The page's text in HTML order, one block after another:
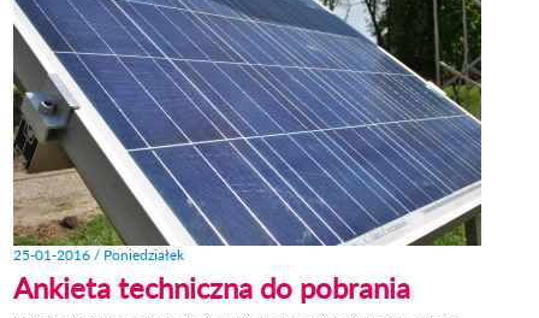
25-01-2016 / Poniedziałek
Ankieta techniczna do pobrania